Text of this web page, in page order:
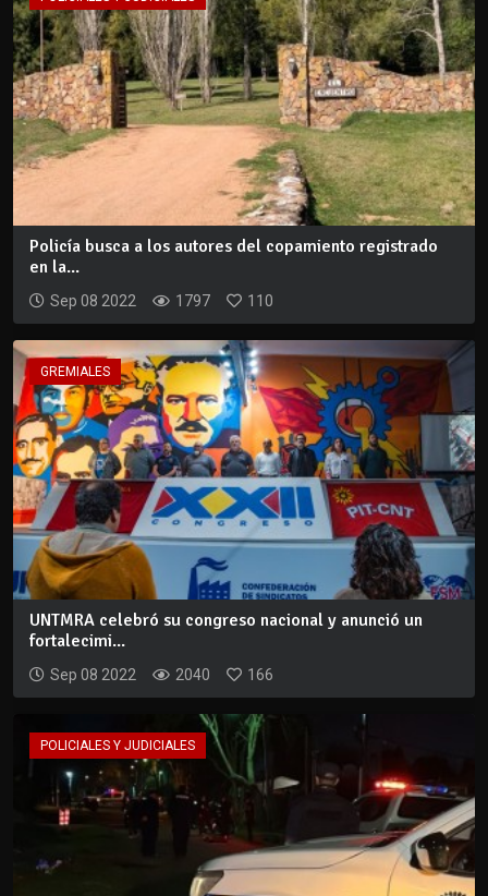
Policía busca a los autores del copamiento registrado
en la...
Sep 08 2022 1797 110
GREMIALES
UNTMRA celebró su congreso nacional y anunció un
fortalecimi...
Sep 08 2022 2040 166
POLICIALES Y JUDICIALES